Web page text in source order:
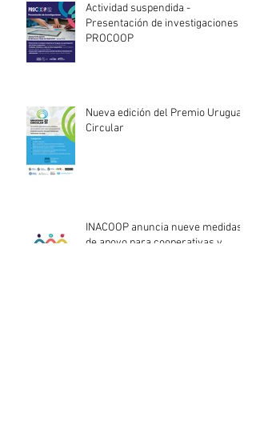
Actividad suspendida -
Presentación de investigaciones -
PROCOOP
Nueva edición del Premio Uruguay
Circular
INACOOP anuncia nueve medidas
de apoyo para cooperativas y